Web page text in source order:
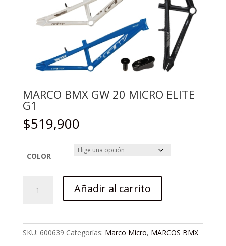
MARCO BMX GW 20 MICRO ELITE
G1
$519,900
COLOR
Añadir al carrito
SKU: 600639 Categorías: Marco Micro, MARCOS BMX